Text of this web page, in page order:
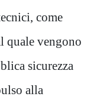
come
quale vengono
sicurezza
alla